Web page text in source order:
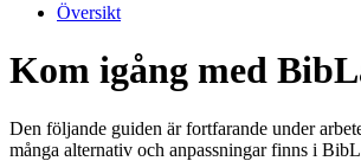
Översikt
Kom igång med
Den följande guiden är fortfarande under
många alternativ och anpassningar finns i